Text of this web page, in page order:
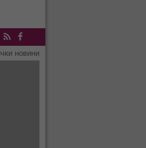
RSS Facebook
новини